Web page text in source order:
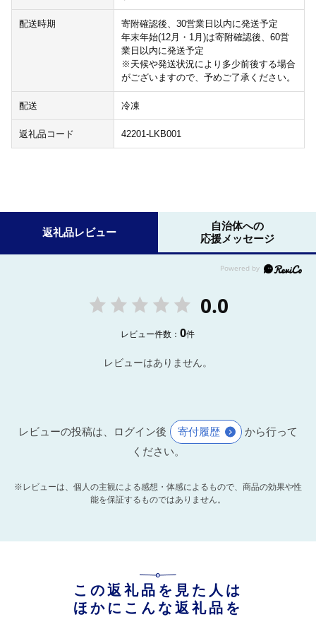
配送時期
寄附確認後、30営業日以内に発送予定
年末年始(12月・1月)は寄附確認後、60営
業日以内に発送予定
※天候や発送状況により多少前後する場合
がございますので、予めご了承ください。
配送 冷凍
返礼品コード 42201-LKB001
返礼品レビュー
自治体への
応援メッセージ
0.0
レビュー件数：0件
レビューはありません。
レビューの投稿は、ログイン後 寄付履歴
から行って
ください。
※レビューは、個人の主観による感想・体感によるもので、商品の効果や性
能を保証するものではありません。
この返礼品を見た人は
ほかにこんな返礼品を